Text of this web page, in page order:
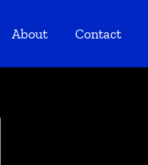
About Contact